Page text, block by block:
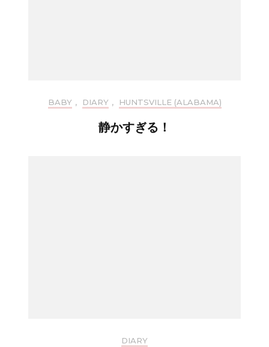
BABY , DIARY , HUNTSVILLE (ALABAMA)
静かすぎる！
DIARY